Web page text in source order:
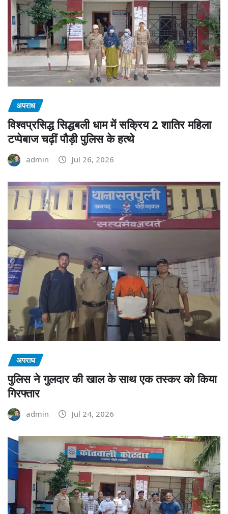
अपराध
विश्वप्रसिद्ध सिद्धबली धाम में सक्रिय 2 शातिर महिला
टप्पेबाज चढ़ीं पौड़ी पुलिस के हत्थे
admin Jul 26, 2026
अपराध
पुलिस ने गुलदार की खाल के साथ एक तस्कर को किया
गिरफ्तार
admin Jul 24, 2026